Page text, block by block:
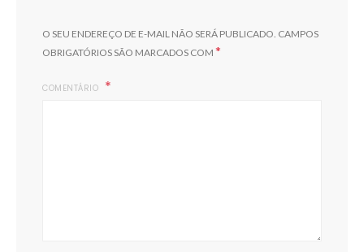
O SEU ENDEREÇO DE E-MAIL NÃO SERÁ PUBLICADO. CAMPOS
OBRIGATÓRIOS SÃO MARCADOS COM *
COMENTÁRIO